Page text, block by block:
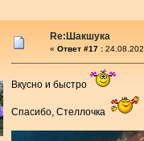
Re:Шакшука
« Ответ #17 :
Вкусно и быстро
Спасибо, Стеллочка